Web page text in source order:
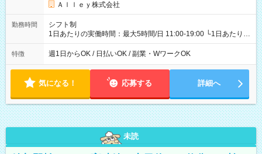
Ａｌｌｅｙ株式会社
勤務時間
シフト制
1日あたりの実働時間：最大5時間/日 11:00-19:00 └1日あたりの
実働時間：1-5時間 └上記の時間帯内であれば、いつでも勤務可
能！ └平日・土曜日の中で、お好きな曜日でご勤務いただけま
18:00 などのように、自由な働き方が可能なお仕事です！
特徴 週1日からOK / 日払いOK / 副業・WワークOK
気になる！ 応募する 詳細へ
未読